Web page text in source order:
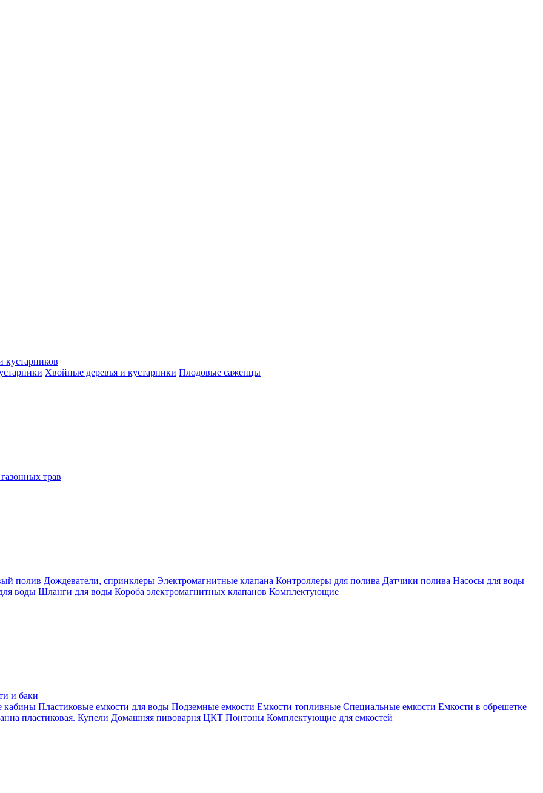
кустарников
Хвойные деревья и кустарники Плодовые саженцы
трав
полив Дождеватели, спринклеры Электромагнитные клапана Контроллеры для полива Датчики полива Насосы для воды
воды Шланги для воды Короба электромагнитных клапанов Комплектующие
и баки
кабины Пластиковые емкости для воды Подземные емкости Емкости топливные Специальные емкости Емкости в обрешетке
пластиковая. Купели Домашняя пивоварня ЦКТ Понтоны Комплектующие для емкостей